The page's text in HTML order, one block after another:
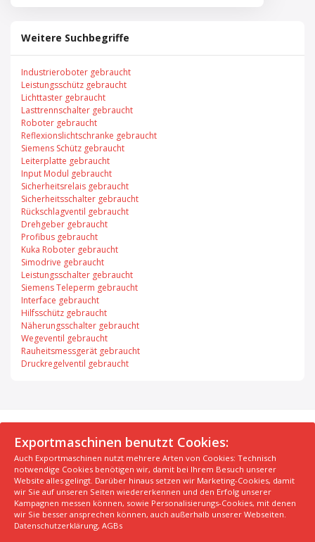
Weitere Suchbegriffe
Industrieroboter gebraucht
Leistungsschütz gebraucht
Lichttaster gebraucht
Lasttrennschalter gebraucht
Roboter gebraucht
Reflexionslichtschranke gebraucht
Siemens Schütz gebraucht
Leiterplatte gebraucht
Input Modul gebraucht
Sicherheitsrelais gebraucht
Sicherheitsschalter gebraucht
Rückschlagventil gebraucht
Drehgeber gebraucht
Profibus gebraucht
Kuka Roboter gebraucht
Simodrive gebraucht
Leistungsschalter gebraucht
Siemens Teleperm gebraucht
Interface gebraucht
Hilfsschütz gebraucht
Näherungsschalter gebraucht
Wegeventil gebraucht
Rauheitsmessgerät gebraucht
Druckregelventil gebraucht
© 2026 Exportmaschinen.de
Über uns
AGB Datenschutzerklärung
FAQ
Impressum
Hersteller
Unsere Top Maschinen #1
Unsere Top Maschinen #2
Unsere Top Maschinen #3
Kontaktiere uns
Kindergarten in der Nähe finden
Exportmaschinen benutzt Cookies:
Auch Exportmaschinen nutzt mehrere Arten von Cookies: Technisch
notwendige Cookies benötigen wir, damit bei Ihrem Besuch unserer
Website alles gelingt. Darüber hinaus setzen wir Marketing-Cookies, damit
wir Sie auf unseren Seiten wiedererkennen und den Erfolg unserer
Kampagnen messen können, sowie Personalisierungs-Cookies, mit denen
wir Sie besser ansprechen können, auch außerhalb unserer Webseiten.
Datenschutzerklärung, AGBs